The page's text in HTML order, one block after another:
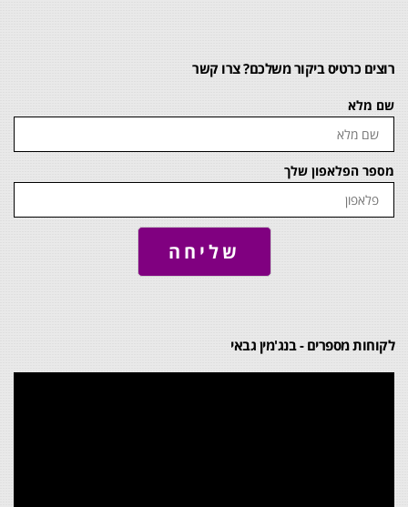
רוצים כרטיס ביקור משלכם? צרו קשר
שם מלא
מספר הפלאפון שלך
שליחה
לקוחות מספרים - בנג'מין גבאי